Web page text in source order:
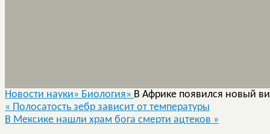
Новости науки» Биология» В Африке появился новый
« Полосатость зебр зависит от температуры
В Мексике нашли храм бога смерти ацтеков »